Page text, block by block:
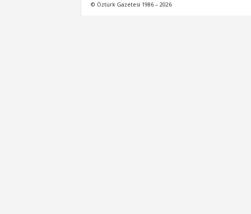
© Öztürk Gazetesi 1986 – 2026